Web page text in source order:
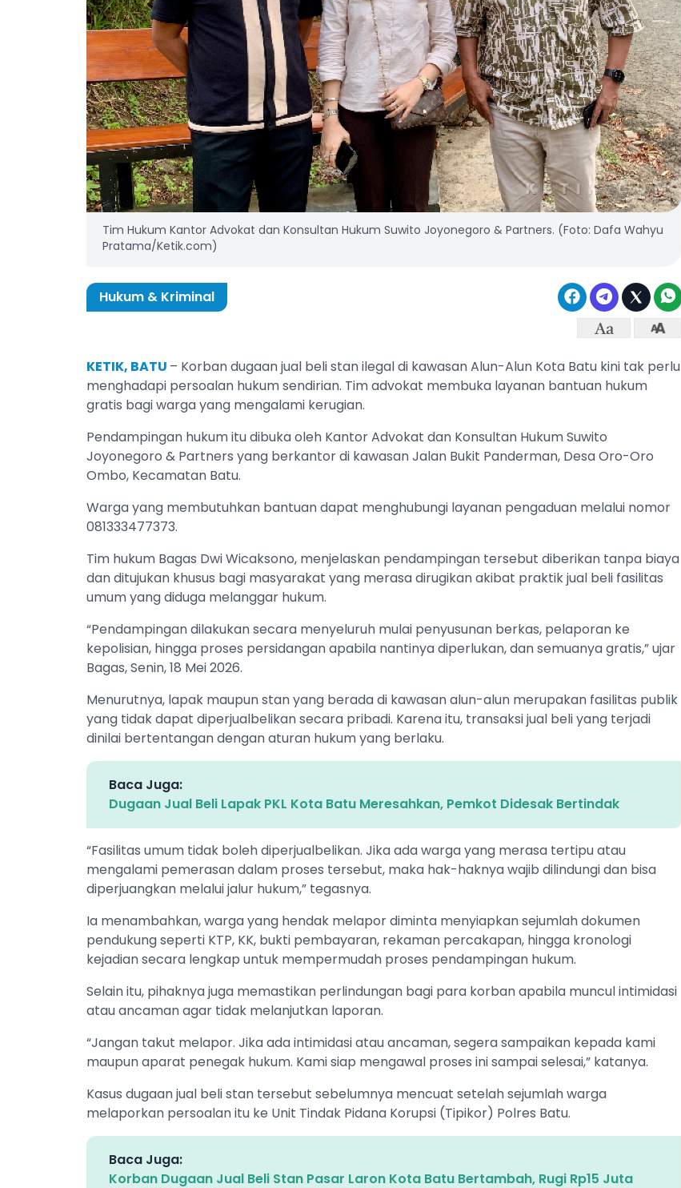
Tim Hukum Kantor Advokat dan Konsultan Hukum Suwito Joyonegoro & Partners. (Foto: Dafa Wahyu
Pratama/Ketik.com)
Hukum & Kriminal
KETIK, BATU – Korban dugaan jual beli stan ilegal di kawasan Alun-Alun Kota Batu kini tak perlu
menghadapi persoalan hukum sendirian. Tim advokat membuka layanan bantuan hukum
gratis bagi warga yang mengalami kerugian.
Pendampingan hukum itu dibuka oleh Kantor Advokat dan Konsultan Hukum Suwito
Joyonegoro & Partners yang berkantor di kawasan Jalan Bukit Panderman, Desa Oro-Oro
Ombo, Kecamatan Batu.
Warga yang membutuhkan bantuan dapat menghubungi layanan pengaduan melalui nomor
081333477373.
Tim hukum Bagas Dwi Wicaksono, menjelaskan pendampingan tersebut diberikan tanpa biaya
dan ditujukan khusus bagi masyarakat yang merasa dirugikan akibat praktik jual beli fasilitas
umum yang diduga melanggar hukum.
“Pendampingan dilakukan secara menyeluruh mulai penyusunan berkas, pelaporan ke
kepolisian, hingga proses persidangan apabila nantinya diperlukan, dan semuanya gratis,” ujar
Bagas, Senin, 18 Mei 2026.
Menurutnya, lapak maupun stan yang berada di kawasan alun-alun merupakan fasilitas publik
yang tidak dapat diperjualbelikan secara pribadi. Karena itu, transaksi jual beli yang terjadi
dinilai bertentangan dengan aturan hukum yang berlaku.
Baca Juga:
Dugaan Jual Beli Lapak PKL Kota Batu Meresahkan, Pemkot Didesak Bertindak
“Fasilitas umum tidak boleh diperjualbelikan. Jika ada warga yang merasa tertipu atau
mengalami pemerasan dalam proses tersebut, maka hak-haknya wajib dilindungi dan bisa
diperjuangkan melalui jalur hukum,” tegasnya.
Ia menambahkan, warga yang hendak melapor diminta menyiapkan sejumlah dokumen
pendukung seperti KTP, KK, bukti pembayaran, rekaman percakapan, hingga kronologi
kejadian secara lengkap untuk mempermudah proses pendampingan hukum.
Selain itu, pihaknya juga memastikan perlindungan bagi para korban apabila muncul intimidasi
atau ancaman agar tidak melanjutkan laporan.
“Jangan takut melapor. Jika ada intimidasi atau ancaman, segera sampaikan kepada kami
maupun aparat penegak hukum. Kami siap mengawal proses ini sampai selesai,” katanya.
Kasus dugaan jual beli stan tersebut sebelumnya mencuat setelah sejumlah warga
melaporkan persoalan itu ke Unit Tindak Pidana Korupsi (Tipikor) Polres Batu.
Baca Juga:
Korban Dugaan Jual Beli Stan Pasar Laron Kota Batu Bertambah, Rugi Rp15 Juta